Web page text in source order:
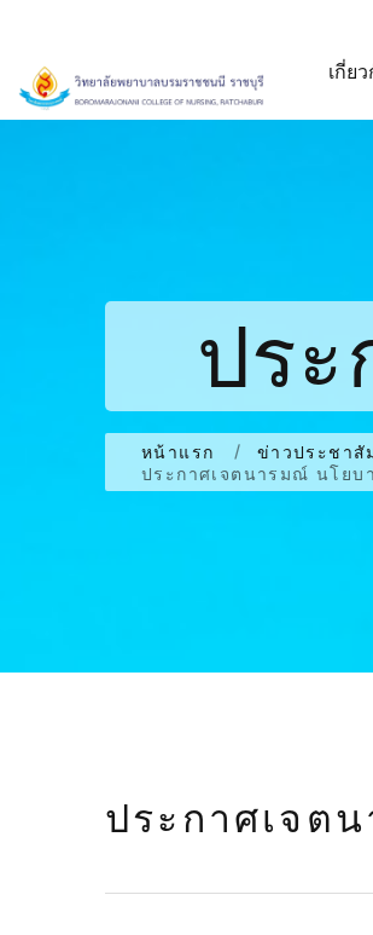
เกี่ย
ปร
Gift
หน้าแรก
ข่าวประชาสั
ประกาศเจตนารมณ์ นโยบ
ประกาศเจต